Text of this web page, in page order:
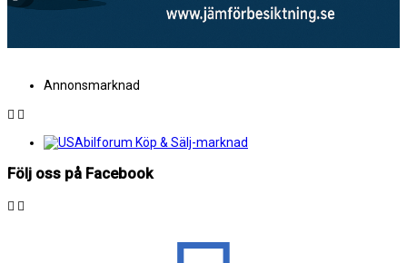
Annonsmarknad
Följ oss på Facebook